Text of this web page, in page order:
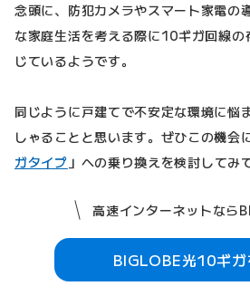
念頭に、防犯カメラやスマート家電の
な家庭生活を考える際に10ギガ回線
じているようです。
同じように戸建てで不安定な環境に悩
しゃることと思います。ぜひこの機会
ガタイプ 」への乗り換えを検討してみ
高速インターネットなら
BIGLOBE光10ギガ